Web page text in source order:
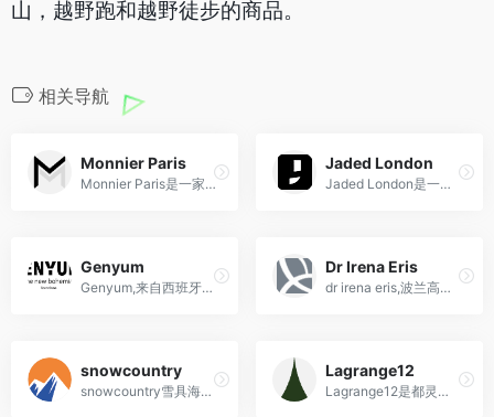
山，越野跑和越野徒步的商品。
相关导航
Monnier Paris
Monnier Paris是一家法国时尚配饰品牌，提供高品质、精致设计的手包、钱包、首饰等时尚配饰，展现优雅与时尚的完美结合。
Jaded London
Jaded London是一家英国时尚品牌，以独特的印花和刺绣设计著称，提供时尚、年轻、有趣的衣服和配饰，旨在让年轻人展现自己的个性和风格。
Genyum
Genyum,来自西班牙的小众香水品牌
Dr Irena Eris
dr irena eris,波兰高端护肤品牌
snowcountry
snowcountry雪具海淘,总部在荷兰的欧洲电商网站,可以直邮全球
Lagrange12
Lagrange12是都灵市中心一家独特的奢侈品商店，融合了古老建筑、创新设计和顶级奢侈品品牌，提供非凡的购物体验。